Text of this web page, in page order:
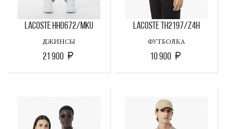
LACOSTE HH0672/MKU
ДЖИНСЫ
21 900
LACOSTE TH2197/Z4H
ФУТБОЛКА
10 900